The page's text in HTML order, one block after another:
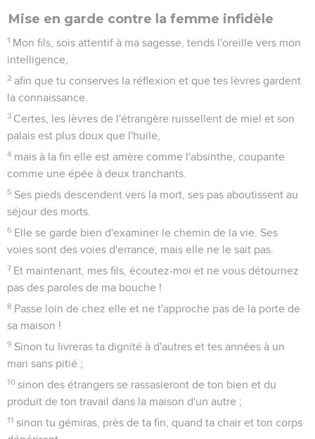
Mise en garde contre la femme infidèle
1 Mon fils, sois attentif à ma sagesse, tends l'oreille vers mon
intelligence,
2 afin que tu conserves la réflexion et que tes lèvres gardent
la connaissance.
3 Certes, les lèvres de l'étrangère ruissellent de miel et son
palais est plus doux que l'huile,
4 mais à la fin elle est amère comme l'absinthe, coupante
comme une épée à deux tranchants.
5 Ses pieds descendent vers la mort, ses pas aboutissent au
séjour des morts.
6 Elle se garde bien d'examiner le chemin de la vie. Ses
voies sont des voies d'errance, mais elle ne le sait pas.
7 Et maintenant, mes fils, écoutez-moi et ne vous détournez
pas des paroles de ma bouche !
8 Passe loin de chez elle et ne t'approche pas de la porte de
sa maison !
9 Sinon tu livreras ta dignité à d'autres et tes années à un
mari sans pitié ;
10 sinon des étrangers se rassasieront de ton bien et du
produit de ton travail dans la maison d'un autre ;
11 sinon tu gémiras, près de ta fin, quand ta chair et ton corps